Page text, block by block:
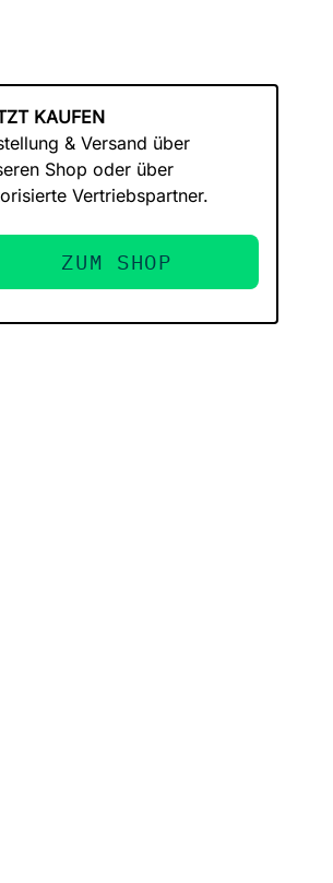
KAUFEN
& Versand über
Shop oder über
Vertriebspartner.
ZUM SHOP